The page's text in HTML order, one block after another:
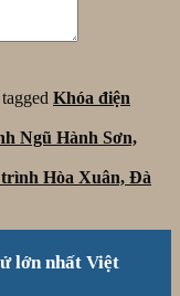
Khóa điện
Ngũ Hành Sơn,
trình Hòa Xuân, Đà
lớn nhất Việt